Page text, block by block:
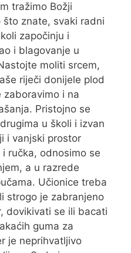
tražimo Božji
što znate, svaki radni
započinju i
i blagovanje u
moliti srcem,
riječi donijele plod
zaboravimo i na
Pristojno se
u školi i izvan
i vanjski prostor
ručka, odnosimo se
a u razrede
Učionice treba
strogo je zabranjeno
dovikivati se ili bacati
guma za
je neprihvatljivo